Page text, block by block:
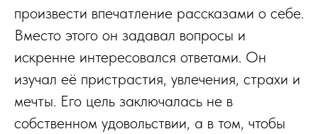
произвести впечатление рассказами о себе.
Вместо этого он задавал вопросы и
искренне интересовался ответами. Он
изучал её пристрастия, увлечения, страхи и
мечты. Его цель заключалась не в
собственном удовольствии, а в том, чтобы